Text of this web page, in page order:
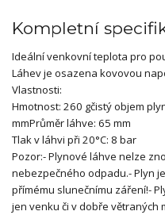
Kompletní
Ideální venkovní teplota pro
Láhev je osazena kovovou
Vlastnosti:
Hmotnost: 260 gčistý objem
mmPrůměr láhve: 65 mm
Tlak v láhvi při 20°C: 8 bar
Pozor:- Plynové láhve nelze
nebezpečného odpadu.- Plyn
přímému slunečnímu záření!-
jen venku či v dobře větraných